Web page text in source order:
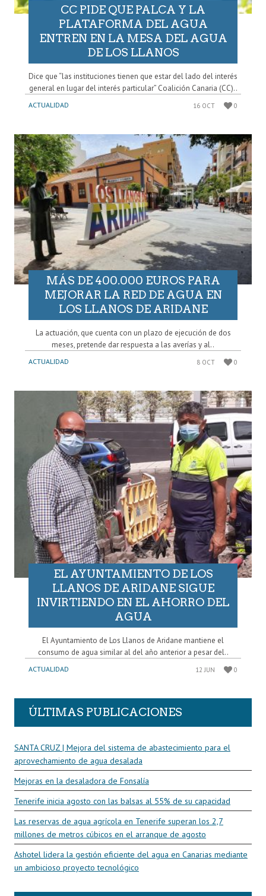
CC PIDE QUE PALCA Y LA
PLATAFORMA DEL AGUA
ENTREN EN LA MESA DEL AGUA
DE LOS LLANOS
Dice que “las instituciones tienen que estar del lado del interés
general en lugar del interés particular” Coalición Canaria (CC)..
ACTUALIDAD 16 OCT 0
MÁS DE 400.000 EUROS PARA
MEJORAR LA RED DE AGUA EN
LOS LLANOS DE ARIDANE
La actuación, que cuenta con un plazo de ejecución de dos
meses, pretende dar respuesta a las averías y al..
ACTUALIDAD 8 OCT 0
EL AYUNTAMIENTO DE LOS
LLANOS DE ARIDANE SIGUE
INVIRTIENDO EN EL AHORRO DEL
AGUA
El Ayuntamiento de Los Llanos de Aridane mantiene el
consumo de agua similar al del año anterior a pesar del..
ACTUALIDAD 12 JUN 0
ÚLTIMAS PUBLICACIONES
SANTA CRUZ | Mejora del sistema de abastecimiento para el
aprovechamiento de agua desalada
Mejoras en la desaladora de Fonsalía
Tenerife inicia agosto con las balsas al 55% de su capacidad
Las reservas de agua agrícola en Tenerife superan los 2,7
millones de metros cúbicos en el arranque de agosto
Ashotel lidera la gestión eficiente del agua en Canarias mediante
un ambicioso proyecto tecnológico